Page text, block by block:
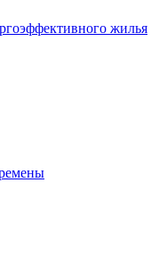
жилья